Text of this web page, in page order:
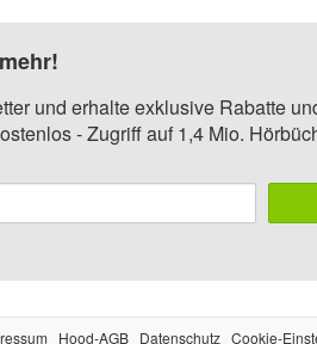
und erhalte exklusive Rabatte
- Zugriff auf 1,4 Mio.
Hood-AGB Datenschutz Cookie-